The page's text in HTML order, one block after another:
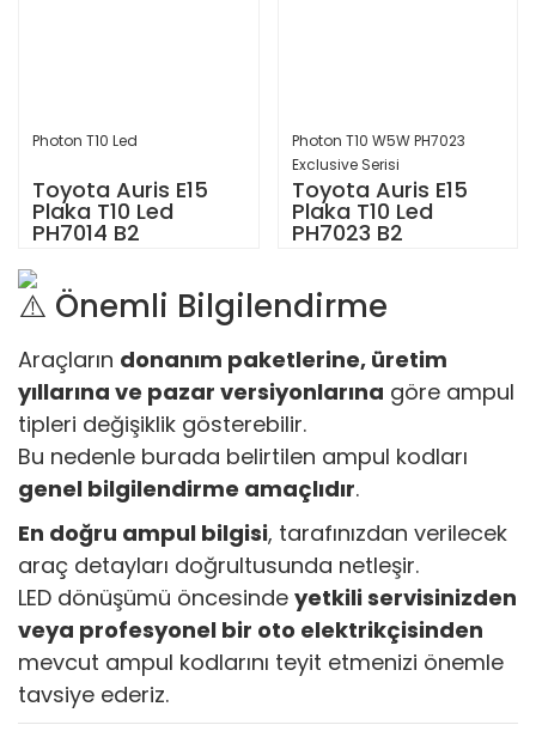
Photon T10 Led
Toyota Auris E15
Plaka T10 Led
PH7014 B2
Photon T10 W5W PH7023
Exclusive Serisi
Toyota Auris E15
Plaka T10 Led
PH7023 B2
⚠️ Önemli Bilgilendirme
Araçların donanım paketlerine, üretim
yıllarına ve pazar versiyonlarına göre ampul
tipleri değişiklik gösterebilir.
Bu nedenle burada belirtilen ampul kodları
genel bilgilendirme amaçlıdır.
En doğru ampul bilgisi, tarafınızdan verilecek
araç detayları doğrultusunda netleşir.
LED dönüşümü öncesinde yetkili servisinizden
veya profesyonel bir oto elektrikçisinden
mevcut ampul kodlarını teyit etmenizi önemle
tavsiye ederiz.